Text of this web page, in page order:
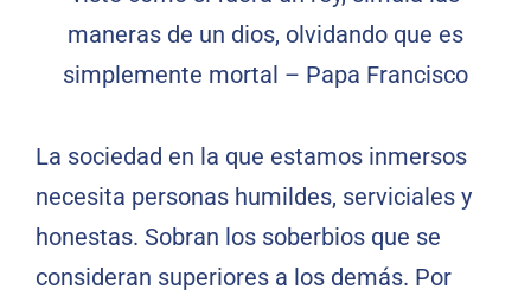
La sociedad en la que estamos inmersos
necesita personas humildes, serviciales y
honestas. Sobran los soberbios que se
consideran superiores a los demás. Por